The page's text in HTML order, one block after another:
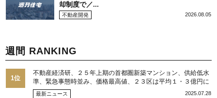
却制度で／...
不動産開発 2026.08.05
週間 RANKING
1位
不動産経済研、２５年上期の首都圏新築マンション、供給低水
準、緊急事態時並み、価格最高値、２３区は平均１・３億円に
最新ニュース 2025.07.28